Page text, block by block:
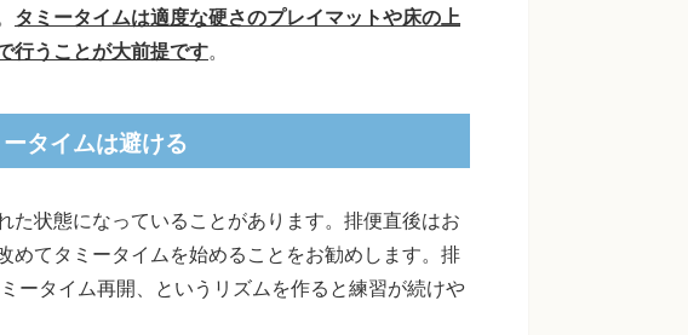
タミータイムは適度な硬さのプレイマットや床の上
行うことが大前提です。
タイムは避ける
た状態になっていることがあります。排便直後はお
めてタミータイムを始めることをお勧めします。排
タイム再開、というリズムを作ると練習が続けや